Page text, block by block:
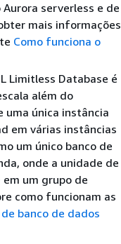
serverless e de
mais informações
Como funciona o
Limitless Database é
além do
uma única instância
em várias instâncias
um único banco de
onde a unidade de
em um grupo de
como funcionam as
banco de dados